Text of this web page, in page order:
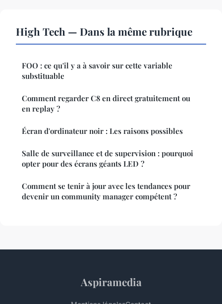
High Tech — Dans la même rubrique
FOO : ce qu'il y a à savoir sur cette variable
substituable
Comment regarder C8 en direct gratuitement ou
en replay ?
Écran d'ordinateur noir : Les raisons possibles
Salle de surveillance et de supervision : pourquoi
opter pour des écrans géants LED ?
Comment se tenir à jour avec les tendances pour
devenir un community manager compétent ?
Aspiramedia